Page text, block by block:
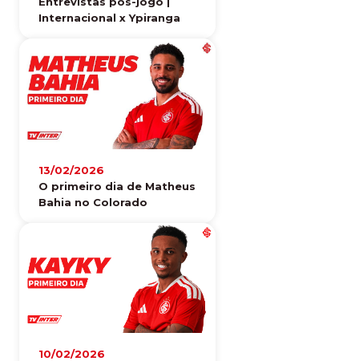
Internacional x Ypiranga
13/02/2026
O primeiro dia de Matheus
Bahia no Colorado
10/02/2026